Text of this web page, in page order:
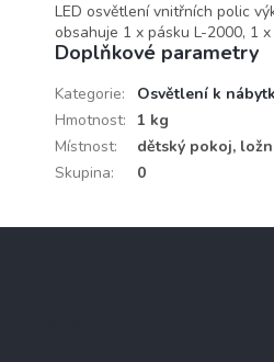
LED osvětlení vnitřních polic
obsahuje 1 x pásku L-2000, 1
Doplňkové parametry
Kategorie:
Osvětlení k
Hmotnost:
1 kg
Místnost:
dětský pokoj,
Skupina: 0